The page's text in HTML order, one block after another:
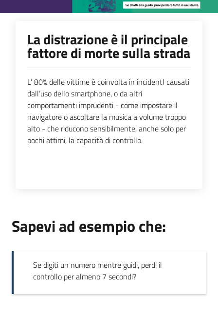
Mobilità
Argomenti
Novità
Progetti
La distrazione è il principale
fattore di morte sulla strada
L’ 80% delle vittime è coinvolta in incidentI causati
dall’uso dello smartphone, o da altri
comportamenti imprudenti - come impostare il
navigatore o ascoltare la musica a volume troppo
alto - che riducono sensibilmente, anche solo per
pochi attimi, la capacità di controllo.
Sapevi ad esempio che:
Se digiti un numero mentre guidi, perdi il
controllo per almeno 7 secondi?